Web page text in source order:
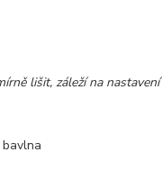
lišit, záleží na